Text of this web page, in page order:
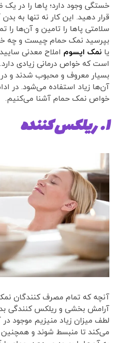
خستگی وجود دارد؛ پاها را در
قرار دهید. این کار نه تنها به
سلامتی پاها را تامین و آن‌ها را
بپرسید نمک حمام چیست و چه
یانمک اپسوم املاح معدنی
است که خواص درمانی زیادی
بسیار معروف و محبوب شدند و
آن‌ها زیاد استفاده می‌شود. در
خواص نمک حمام آشنا می‌کنیم.
۱. ریلکس کننده
آنچه که تمام مصرف کنندگان
آرامش بخشی و ریلکس کنندگی
لطف میزان زیاد منیزیم موجود
می‌کند تا منبسط شوند و